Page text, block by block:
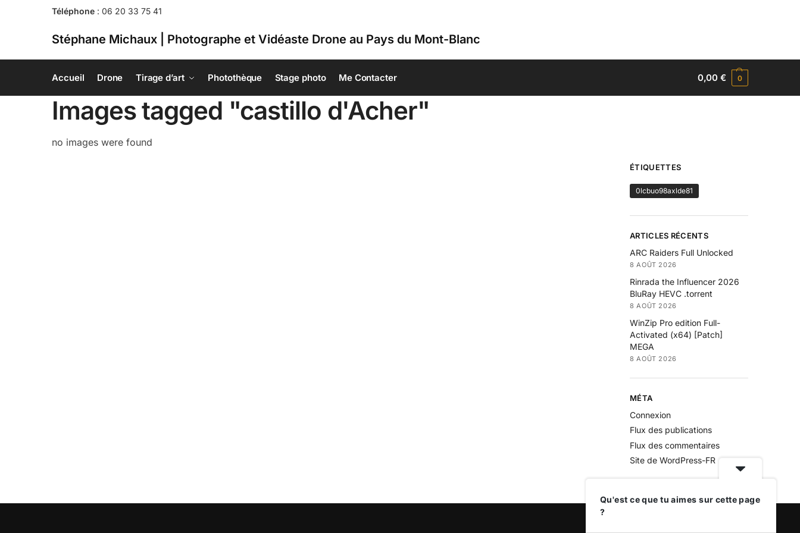
Téléphone : 06 20 33 75 41
Stéphane Michaux | Photographe et Vidéaste Drone au Pays du Mont-Blanc
Accueil Drone Tirage d’art Photothèque Stage photo Me Contacter 0,00€ 0
Images tagged "castillo d'Acher"
no images were found
ÉTIQUETTES
0lcbuo98axlde81
ARTICLES RÉCENTS
ARC Raiders Full Unlocked
8 AOÛT 2026
Rinrada the Influencer 2026
BluRay HEVC .torrent
8 AOÛT 2026
WinZip Pro edition Full-
Activated (x64) [Patch]
MEGA
8 AOÛT 2026
MÉTA
Connexion
Flux des publications
Flux des commentaires
Site de WordPress-FR
Qu'est ce que tu aimes sur cette page
?